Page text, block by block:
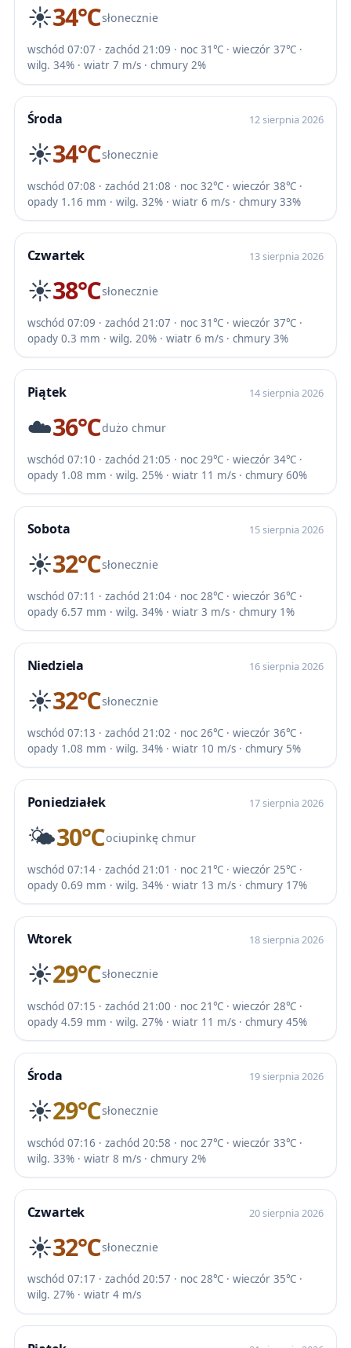
☀️34℃słonecznie
wschód 07:07 · zachód 21:09 · noc 31℃ · wieczór 37℃ ·
wilg. 34% · wiatr 7 m/s · chmury 2%
Środa 12 sierpnia 2026
☀️34℃słonecznie
wschód 07:08 · zachód 21:08 · noc 32℃ · wieczór 38℃ ·
opady 1.16 mm · wilg. 32% · wiatr 6 m/s · chmury 33%
Czwartek 13 sierpnia 2026
☀️38℃słonecznie
wschód 07:09 · zachód 21:07 · noc 31℃ · wieczór 37℃ ·
opady 0.3 mm · wilg. 20% · wiatr 6 m/s · chmury 3%
Piątek 14 sierpnia 2026
☁️36℃dużo chmur
wschód 07:10 · zachód 21:05 · noc 29℃ · wieczór 34℃ ·
opady 1.08 mm · wilg. 25% · wiatr 11 m/s · chmury 60%
Sobota 15 sierpnia 2026
☀️32℃słonecznie
wschód 07:11 · zachód 21:04 · noc 28℃ · wieczór 36℃ ·
opady 6.57 mm · wilg. 34% · wiatr 3 m/s · chmury 1%
Niedziela 16 sierpnia 2026
☀️32℃słonecznie
wschód 07:13 · zachód 21:02 · noc 26℃ · wieczór 36℃ ·
opady 1.08 mm · wilg. 34% · wiatr 10 m/s · chmury 5%
Poniedziałek 17 sierpnia 2026
🌤️30℃ociupinkę chmur
wschód 07:14 · zachód 21:01 · noc 21℃ · wieczór 25℃ ·
opady 0.69 mm · wilg. 34% · wiatr 13 m/s · chmury 17%
Wtorek 18 sierpnia 2026
☀️29℃słonecznie
wschód 07:15 · zachód 21:00 · noc 21℃ · wieczór 28℃ ·
opady 4.59 mm · wilg. 27% · wiatr 11 m/s · chmury 45%
Środa 19 sierpnia 2026
☀️29℃słonecznie
wschód 07:16 · zachód 20:58 · noc 27℃ · wieczór 33℃ ·
wilg. 33% · wiatr 8 m/s · chmury 2%
Czwartek 20 sierpnia 2026
☀️32℃słonecznie
wschód 07:17 · zachód 20:57 · noc 28℃ · wieczór 35℃ ·
wilg. 27% · wiatr 4 m/s